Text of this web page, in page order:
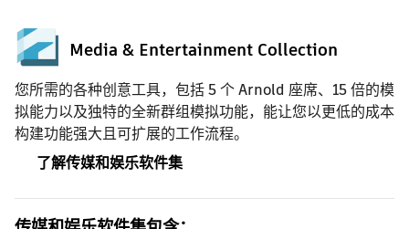
Media & Entertainment Collection
您所需的各种创意工具，包括 5 个 Arnold 座席、15 倍的模
拟能力以及独特的全新群组模拟功能，能让您以更低的成本
构建功能强大且可扩展的工作流程。
了解传媒和娱乐软件集